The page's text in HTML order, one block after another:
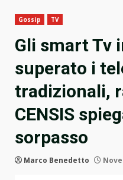
Gossip TV
Gli smart Tv
superato i
tradizionali,
CENSIS
sorpasso
Marco Benedetto